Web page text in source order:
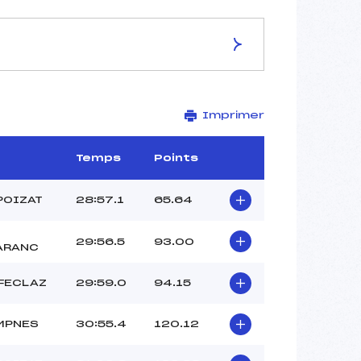
LES PLANS D'HOTONNES
10 km
Imprimer
Temps Points
28:57.1 65.64
29:56.5 93.00
29:59.0 94.15
30:55.4 120.12